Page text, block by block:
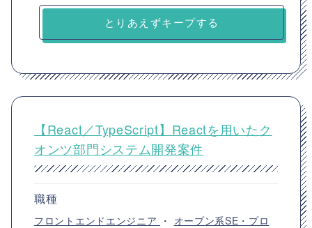
とりあえずキープする
【React／TypeScript】Reactを用いたク
オンツ部門システム開発案件
職種
フロントエンドエンジニア ・ オープン系SE・プロ